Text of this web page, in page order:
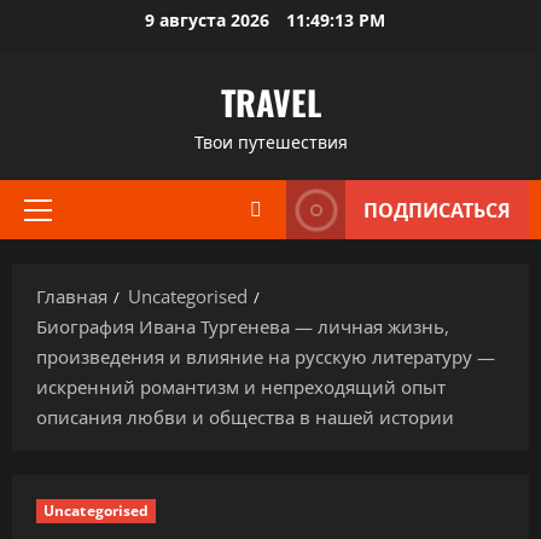
9 августа 2026 11:49:14 PM
TRAVEL
Твои путешествия
Основное
ПОДПИСАТЬСЯ
Главная
Uncategorised
Биография Ивана Тургенева — личная жизнь,
произведения и влияние на русскую литературу —
искренний романтизм и непреходящий опыт
описания любви и общества в нашей истории
Uncategorised